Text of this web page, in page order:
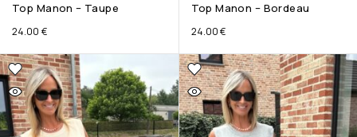
Top Manon – Taupe
24.00 €
Top Manon – Bordeau
24.00€